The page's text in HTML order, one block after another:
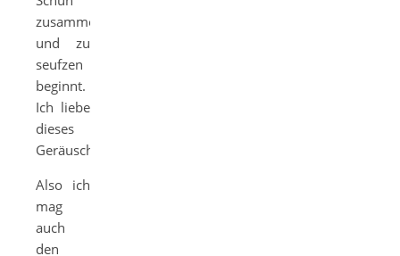
zusammenschiebt
und zu
seufzen
beginnt.
Ich liebe
dieses
Geräusch.
Also ich
mag
auch
den